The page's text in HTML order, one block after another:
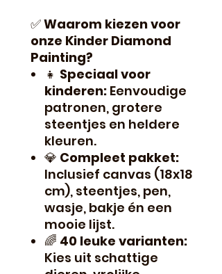
✅Waarom kiezen voor
onze Kinder Diamond
Painting?
👧 Speciaal voor
kinderen: Eenvoudige
patronen, grotere
steentjes en heldere
kleuren.
💎 Compleet pakket:
Inclusief canvas (18x18
cm), steentjes, pen,
wasje, bakje én een
mooie lijst.
🌈 40 leuke varianten:
Kies uit schattige